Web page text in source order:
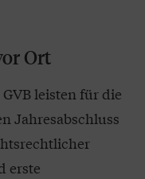
Ort
leisten für die
Jahresabschluss
erste